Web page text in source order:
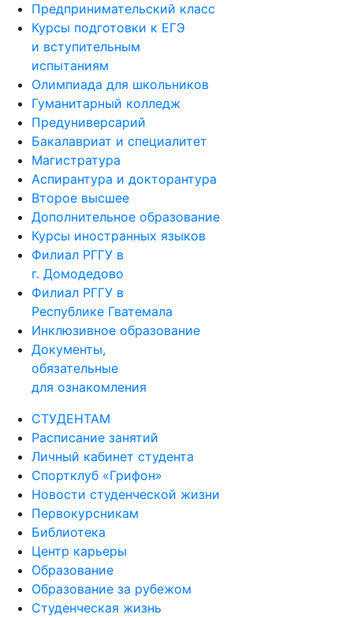
Предпринимательский класс
Курсы подготовки к ЕГЭ
и вступительным
испытаниям
Олимпиада для школьников
Гуманитарный колледж
Предуниверсарий
Бакалавриат и специалитет
Магистратура
Аспирантура и докторантура
Второе высшее
Дополнительное образование
Курсы иностранных языков
Филиал РГГУ в
г. Домодедово
Филиал РГГУ в
Республике Гватемала
Инклюзивное образование
Документы,
обязательные
для ознакомления
СТУДЕНТАМ
Расписание занятий
Личный кабинет студента
Спортклуб «Грифон»
Новости студенческой жизни
Первокурсникам
Библиотека
Центр карьеры
Образование
Образование за рубежом
Студенческая жизнь